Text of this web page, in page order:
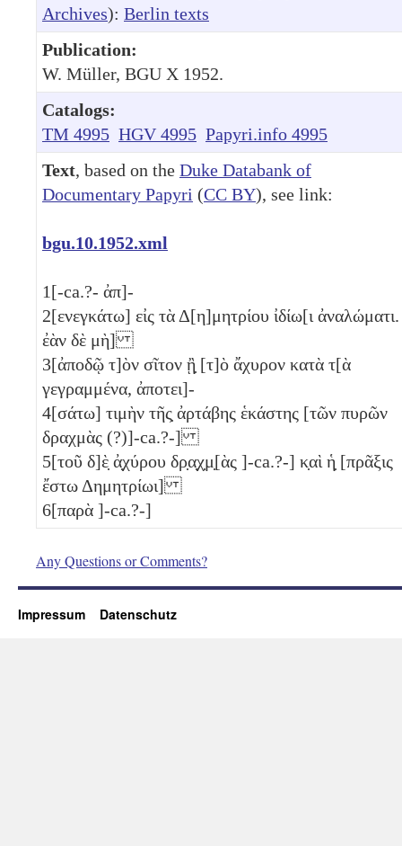
Archives): Berlin texts
Publication:
W. Müller, BGU X 1952.
Catalogs:
TM 4995 HGV 4995 Papyri.info 4995
Text, based on the Duke Databank of
Documentary Papyri (CC BY), see link:
bgu.10.1952.xml
1[-ca.?- ἀπ]-
2[ενεγκάτω] εἰς τὰ Δ[η]μητρίου ἰδίω[ι ἀναλώματι.
ἐὰν δὲ μὴ]
3[ἀποδῷ τ]ὸν σῖτον ᾒ̣ [τ]ὸ ἄχυρον κατὰ τ[ὰ
γεγραμμένα, ἀποτει]-
4[σάτω] τιμὴν τῆς̣ ἀρτάβης ἑκάστης [τῶν πυρῶν
δραχμὰς (?)]-ca.?-]
5[τοῦ δ]ὲ̣ ἀ̣χύρου δρ̣α̣χ̣μ̣[ὰς ]-ca.?-] κ̣αὶ ἡ̣ [πρᾶξις
ἔστω Δημητρίωι]
6[παρὰ ]-ca.?-]
Any Questions or Comments?
Impressum Datenschutz